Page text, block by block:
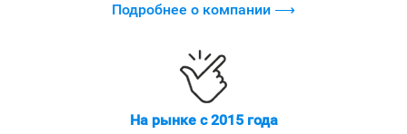
Подробнее о компании ⟶
На рынке с 2015 года